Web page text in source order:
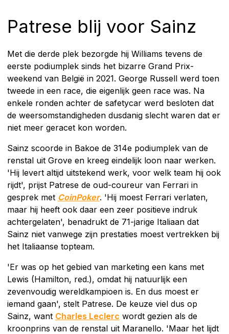
Patrese blij voor Sainz
Met die derde plek bezorgde hij Williams tevens de
eerste podiumplek sinds het bizarre Grand Prix-
weekend van België in 2021. George Russell werd toen
tweede in een race, die eigenlijk geen race was. Na
enkele ronden achter de safetycar werd besloten dat
de weersomstandigheden dusdanig slecht waren dat er
niet meer geracet kon worden.
Sainz scoorde in Bakoe de 314e podiumplek van de
renstal uit Grove en kreeg eindelijk loon naar werken.
'Hij levert altijd uitstekend werk, voor welk team hij ook
rijdt', prijst Patrese de oud-coureur van Ferrari in
gesprek met CoinPoker. 'Hij moest Ferrari verlaten,
maar hij heeft ook daar een zeer positieve indruk
achtergelaten', benadrukt de 71-jarige Italiaan dat
Sainz niet vanwege zijn prestaties moest vertrekken bij
het Italiaanse topteam.
'Er was op het gebied van marketing een kans met
Lewis (Hamilton, red.), omdat hij natuurlijk een
zevenvoudig wereldkampioen is. En dus moest er
iemand gaan', stelt Patrese. De keuze viel dus op
Sainz, want Charles Leclerc wordt gezien als de
kroonprins van de renstal uit Maranello. 'Maar het lijdt